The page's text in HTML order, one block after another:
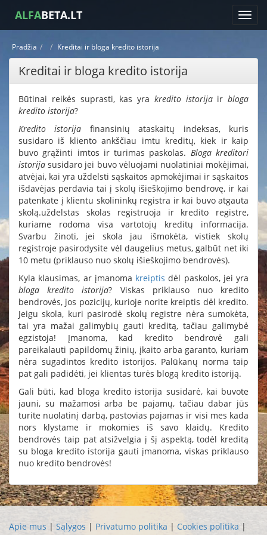
ALFABETA.LT
Pradžia Kreditai ir bloga kredito istorija
Kreditai ir bloga kredito istorija
Būtinai reikės suprasti, kas yra kredito istorijair bloga
kredito istorija?
Kredito istorija finansinių ataskaitų indeksas, kuris
susidaro iš kliento ankščiau imtu kreditų, kiek ir kaip
buvo grąžinti imtos ir turimas paskolas. Bloga kreditori
istorija susidaro jei buvo vėluojami nuolatiniai mokėjimai,
atvėjai, kai yra uždelsti sąskaitos apmokėjimai ir sąskaitos
išdavėjas perdavia tai į skolų išieškojimo bendrovę, ir kai
patenkate į klientu skolininkų registra ir kai buvo atgauta
skolą.uždelstas skolas registruoja ir kredito registre,
kuriame rodoma visa vartotojų kreditų informacija.
Svarbu žinoti, jei skola jau išmokėta, vistiek skolų
registroje pasirodysite vėl daugelius metus, galbūt net iki
10 metu (priklauso nuo skolų išieškojimo bendrovės).
Kyla klausimas, ar įmanoma kreiptis dėl paskolos, jei yra
bloga kredito istorija? Viskas priklauso nuo kredito
bendrovės, jos pozicijų, kurioje norite kreiptis dėl kredito.
Jeigu skola, kuri pasirodė skolų registre nėra sumokėta,
tai yra mažai galimybių gauti kreditą, tačiau galimybė
egzistoja! Įmanoma, kad kredito bendrovė gali
pareikalauti papildomų žinių, įkaito arba garanto, kuriam
nėra sugadintos kredito istorijos. Palūkanų norma taip
pat gali padidėti, jei klientas turės blogą kredito istoriją.
Gali būti, kad bloga kredito istorija susidarė, kai buvote
jauni, su mažamosi arba be pajamų, tačiau dabar jūs
turite nuolatinį darbą, pastovias pajamas ir visi mes kada
nors klystame ir mokomies iš savo klaidų. Kredito
bendrovės taip pat atsižvelgia į šį aspektą, todėl kreditą
su bloga kredito istorija gauti įmanoma, viskas priklauso
nuo kredito bendrovės!
Apie mus | Sąlygos | Privatumo politika | Cookies politika |